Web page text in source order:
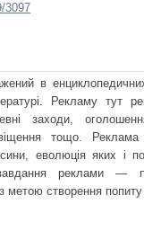
3097
в
Рекламу тут
заходи,
тощо.
еволюція яких і
реклами —
метою створення